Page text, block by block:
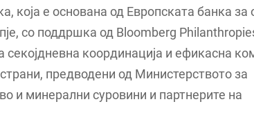
која е основана од Европската банка за
со поддршка од Bloomberg
координација и ефикасна
предводени од Министерството за
и минерални суровини и партнерите на